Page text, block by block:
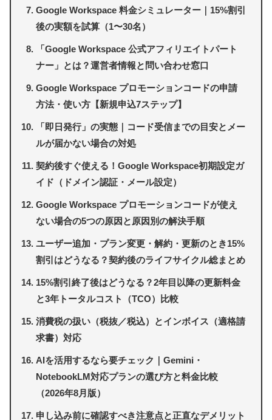
Google Workspace 料金シミュレーター｜15%割引
後の実額を試算（1〜30名）
「Google Workspace 公式アフィリエイトパート
ナー」とは？運営者情報と問い合わせ窓口
Google Workspace プロモーションコードの申請
方法・使い方【新規申込7ステップ】
「即日発行」の実態｜コード受信までの目安とメー
ルが届かない場合の対処
契約後すぐ使える！Google Workspace初期設定ガ
イド（ドメイン認証・メール設定）
Google Workspace プロモーションコードが使え
ない場合の5つの原因と原因別の解決手順
ユーザー追加・プラン変更・解約・更新のとき15%
割引はどうなる？契約後のライフサイクル総まとめ
15%割引終了後はどうなる？2年目以降の更新料金
と3年トータルコスト（TCO）比較
消費税の扱い（税抜／税込）とインボイス（適格請
求書）対応
AIを活用するなら要チェック｜Gemini・
NotebookLM対応プランの選び方と料金比較
（2026年8月版）
申し込み前に確認すべき注意点と正直なデメリット